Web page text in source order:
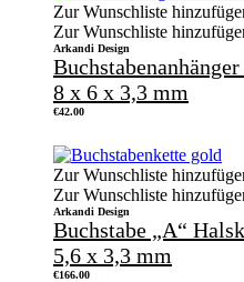
Zur Wunschliste
Zur Wunschliste
Arkandi Design
8 x 6 x 3,3 mm
€42.00
Zur Wunschliste
Zur Wunschliste
Arkandi Design
Buchstabe „A“
5,6 x 3,3 mm
€166.00